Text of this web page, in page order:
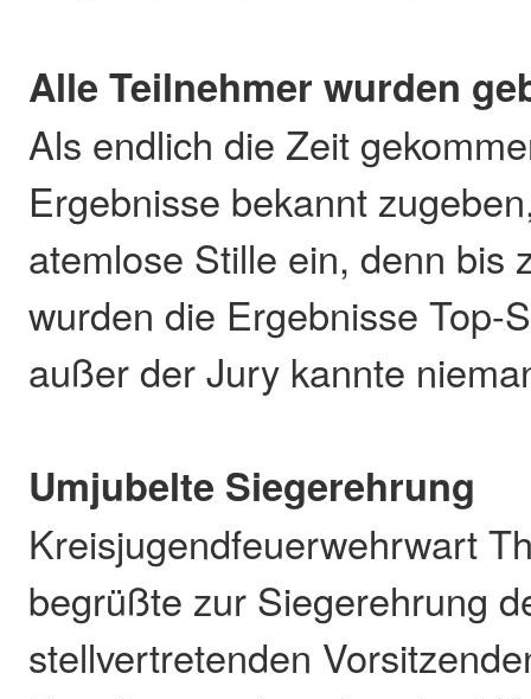
Alle Teilnehmer wurden
Als endlich die Zeit
Ergebnisse bekannt
atemlose Stille ein, denn bis
wurden die Ergebnisse Top-
außer der Jury kannte
Umjubelte Siegerehrung
Kreisjugendfeuerwehrwart
begrüßte zur Siegerehrung
stellvertretenden